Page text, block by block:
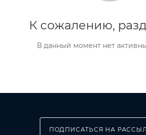
К сожалению,
В данный момент нет
ПОДПИСАТЬСЯ НА